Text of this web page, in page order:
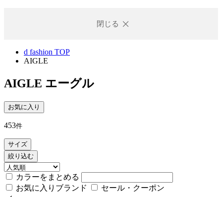
閉じる
d fashion TOP
AIGLE
AIGLE エーグル
お気に入り
453件
サイズ
絞り込む
カラーをまとめる
お気に入りブランド
セール・クーポン